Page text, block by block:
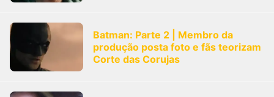
Batman: Parte 2 | Membro da
produção posta foto e fãs teorizam
Corte das Corujas